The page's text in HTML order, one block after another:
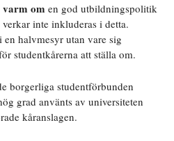
varm om en god utbildningspolitik
inte inkluderas i detta.
halvmesyr utan vare sig
studentkårerna att ställa om.
borgerliga studentförbunden
grad använts av universiteten
kåranslagen.